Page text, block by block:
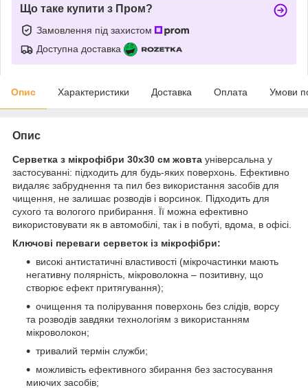
Що таке купити з Пром?
Замовлення під захистом
Доступна доставка
Опис Характеристики Доставка Оплата Умови
Опис
Серветка з мікрофібри 30х30 см жовта універсальна у
застосуванні: підходить для будь-яких поверхонь. Ефективно
видаляє забруднення та пил без використання засобів для
чищення, не залишає розводів і ворсинок. Підходить для
сухого та вологого прибирання. Її можна ефективно
використовувати як в автомобілі, так і в побуті, вдома, в офісі.
Ключові переваги серветок із мікрофібри:
високі антистатичні властивості (мікрочастинки мають
негативну полярність, мікроволокна – позитивну, що
створює ефект притягування);
очищення та полірування поверхонь без слідів, ворсу
та розводів завдяки технологіям з використанням
мікроволокон;
тривалий термін служби;
можливість ефективного збирання без застосування
миючих засобів;